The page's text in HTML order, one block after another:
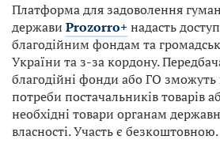
Платформа для задоволення
держави Prozorro+надасть
благодійним фондам та
України та з-за кордону.
благодійні фонди або ГО зможуть
потреби постачальників товарів
необхідні товари органам
власності. Участь є безкоштовною.